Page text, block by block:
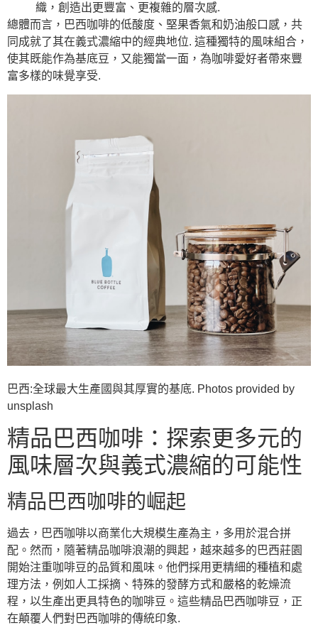
織，創造出更豐富、更複雜的層次感.
總體而言，巴西咖啡的低酸度、堅果香氣和奶油般口感，共
同成就了其在義式濃縮中的經典地位. 這種獨特的風味組合，
使其既能作為基底豆，又能獨當一面，為咖啡愛好者帶來豐
富多樣的味覺享受.
巴西:全球最大生產國與其厚實的基底. Photos provided by
unsplash
精品巴西咖啡：探索更多元的
風味層次與義式濃縮的可能性
精品巴西咖啡的崛起
過去，巴西咖啡以商業化大規模生產為主，多用於混合拼
配。然而，隨著精品咖啡浪潮的興起，越來越多的巴西莊園
開始注重咖啡豆的品質和風味。他們採用更精細的種植和處
理方法，例如人工採摘、特殊的發酵方式和嚴格的乾燥流
程，以生產出更具特色的咖啡豆。這些精品巴西咖啡豆，正
在顛覆人們對巴西咖啡的傳統印象.